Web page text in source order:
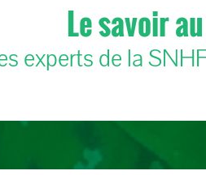
Le savoir
experts de la